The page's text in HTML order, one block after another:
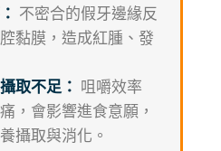
不密合的假牙邊緣反
黏膜，造成紅腫、發
取不足： 咀嚼效率
，會影響進食意願，
攝取與消化。